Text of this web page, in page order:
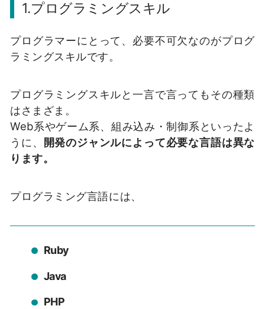
1.プログラミングスキル
プログラマーにとって、必要不可欠なのがプログ
ラミングスキルです。
プログラミングスキルと一言で言ってもその種類
はさまざま。
Web系やゲーム系、組み込み・制御系といったよ
うに、 開発のジャンルによって必要な言語は異な
ります。
プログラミング言語には、
Ruby
Java
PHP